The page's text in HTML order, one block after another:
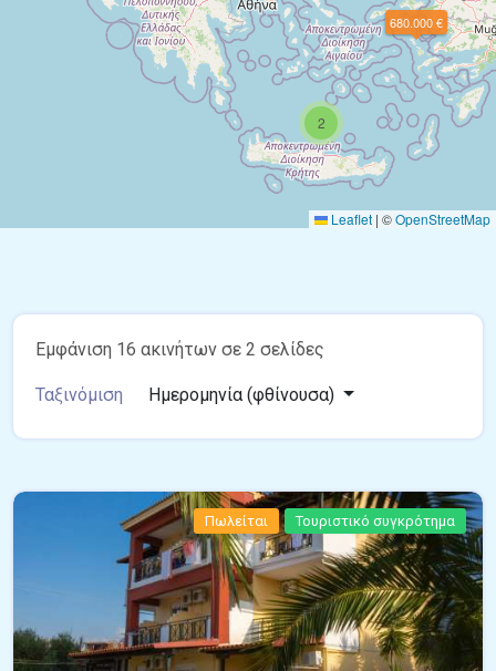
2
680.000 €
Leaflet | ©OpenStreetMap
Εμφάνιση 16 ακινήτων σε 2 σελίδες
Ταξινόμιση Ημερομηνία (φθίνουσα)
Πωλείται Τουριστικό συγκρότημα